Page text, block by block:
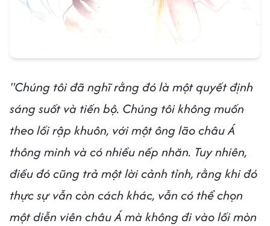
"Chúng tôi đã nghĩ rằng đó là một quyết định
sáng suốt và tiến bộ. Chúng tôi không muốn
theo lối rập khuôn, với một ông lão châu Á
thông minh và có nhiều nếp nhăn. Tuy nhiên,
điều đó cũng trả một lời cảnh tỉnh, rằng khi đó
thực sự vẫn còn cách khác, vẫn có thể chọn
một diễn viên châu Á mà không đi vào lối mòn